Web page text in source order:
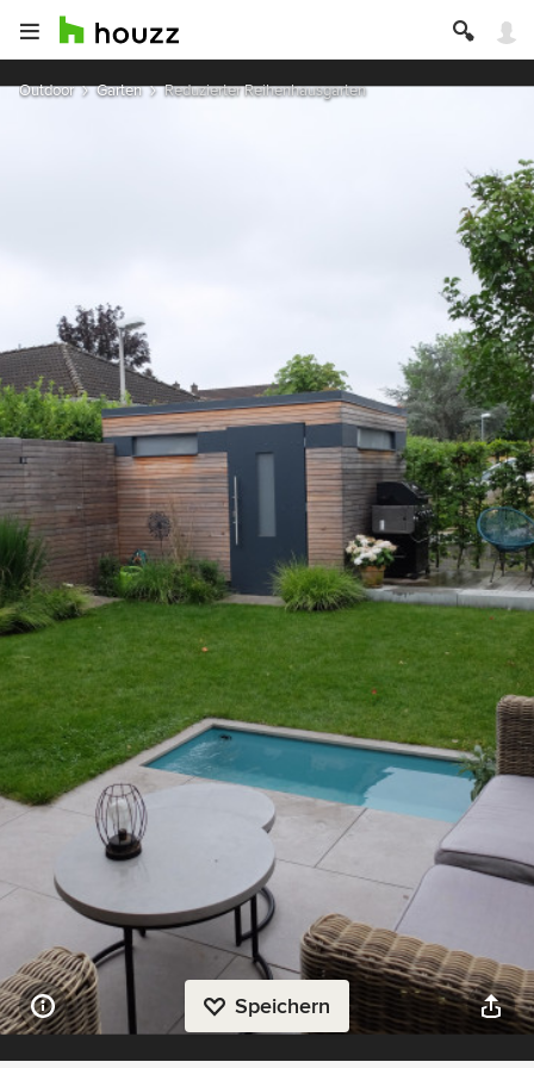
Outdoor Garten Reduzierter Reihenhausgarten
Speichern